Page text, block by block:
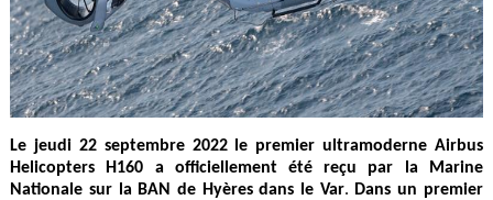
Le jeudi 22 septembre 2022 le premier ultramoderne Airbus
Helicopters H160 a officiellement été reçu par la Marine
Nationale sur la BAN de Hyères dans le Var. Dans un premier